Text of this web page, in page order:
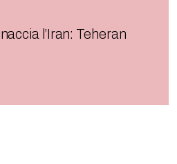
l’Iran: Teheran